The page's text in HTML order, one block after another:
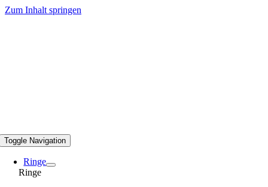
Zum Inhalt springen
Toggle Navigation
Ringe
Ringe